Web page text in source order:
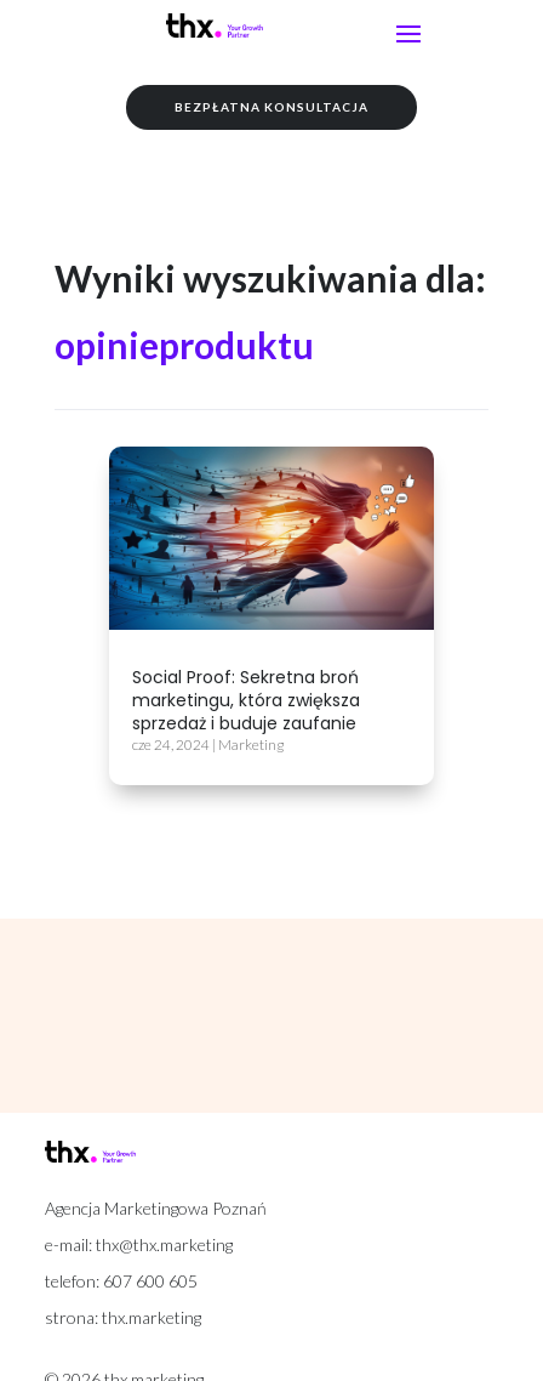
BEZPŁATNA KONSULTACJA
Wyniki wyszukiwania dla:
opinieproduktu
Social Proof: Sekretna broń
marketingu, która zwiększa
sprzedaż i buduje zaufanie
cze 24, 2024 | Marketing
Agencja Marketingowa Poznań
e-mail:thx@thx.marketing
telefon: 607 600 605
strona:thx.marketing